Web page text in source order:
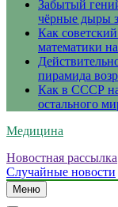
Забытый
чёрные дыры
Как
математики
пирамида
Как в СССР
остального
Медицина
Новостная рассылка
Случайные новости
Меню